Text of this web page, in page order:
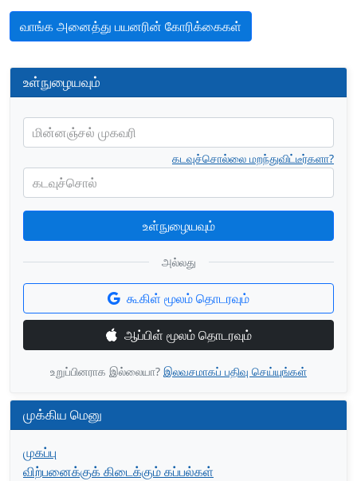
வாங்க அனைத்து பயனரின் கோரிக்கைகள்
உள்நுழையவும்
மின்னஞ்சல் முகவரி
கடவுச்சொல்
கடவுச்சொல்லை மறந்துவிட்டீர்களா?
உள்நுழையவும்
அல்லது
கூகிள் மூலம் தொடரவும்
ஆப்பிள் மூலம் தொடரவும்
உறுப்பினராக இல்லையா? இலவசமாகப் பதிவு செய்யுங்கள்
முக்கிய மெனு
முகப்பு
விற்பனைக்குக் கிடைக்கும் கப்பல்கள்